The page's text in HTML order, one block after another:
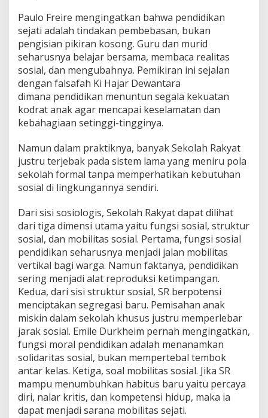
Paulo Freire mengingatkan bahwa pendidikan
sejati adalah tindakan pembebasan, bukan
pengisian pikiran kosong. Guru dan murid
seharusnya belajar bersama, membaca realitas
sosial, dan mengubahnya. Pemikiran ini sejalan
dengan falsafah Ki Hajar Dewantara
dimana pendidikan menuntun segala kekuatan
kodrat anak agar mencapai keselamatan dan
kebahagiaan setinggi-tingginya.
Namun dalam praktiknya, banyak Sekolah Rakyat
justru terjebak pada sistem lama yang meniru pola
sekolah formal tanpa memperhatikan kebutuhan
sosial di lingkungannya sendiri.
Dari sisi sosiologis, Sekolah Rakyat dapat dilihat
dari tiga dimensi utama yaitu fungsi sosial, struktur
sosial, dan mobilitas sosial. Pertama, fungsi sosial
pendidikan seharusnya menjadi jalan mobilitas
vertikal bagi warga. Namun faktanya, pendidikan
sering menjadi alat reproduksi ketimpangan.
Kedua, dari sisi struktur sosial, SR berpotensi
menciptakan segregasi baru. Pemisahan anak
miskin dalam sekolah khusus justru memperlebar
jarak sosial. Emile Durkheim pernah mengingatkan,
fungsi moral pendidikan adalah menanamkan
solidaritas sosial, bukan mempertebal tembok
antar kelas. Ketiga, soal mobilitas sosial. Jika SR
mampu menumbuhkan habitus baru yaitu percaya
diri, nalar kritis, dan kompetensi hidup, maka ia
dapat menjadi sarana mobilitas sejati.